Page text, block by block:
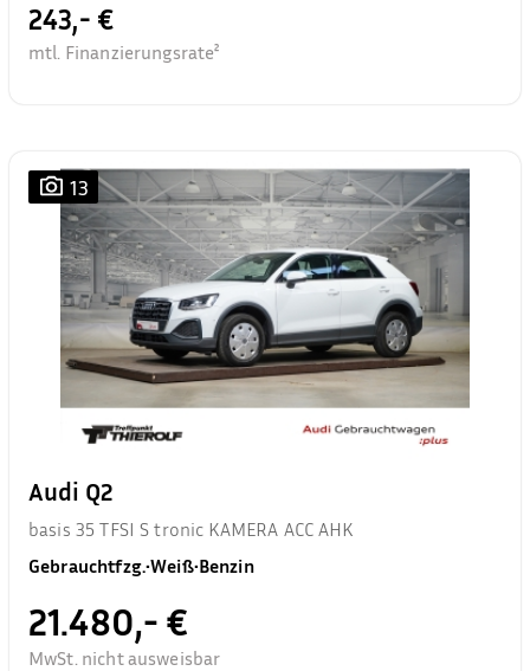
243,- €
mtl. Finanzierungsrate²
13
Audi Q2
basis 35 TFSI S tronic KAMERA ACC AHK
Gebrauchtfzg.•Weiß•Benzin
21.480,- €
MwSt. nicht ausweisbar